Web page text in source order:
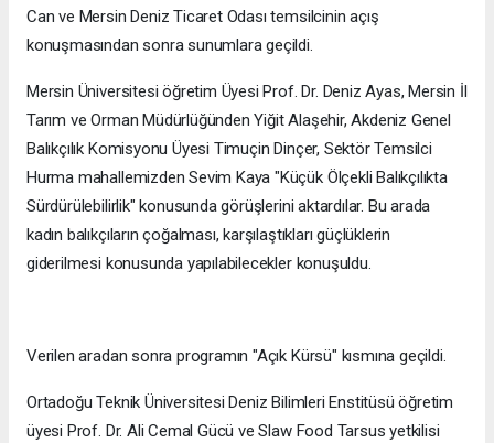
Can ve Mersin Deniz Ticaret Odası temsilcinin açış
konuşmasından sonra sunumlara geçildi.
Mersin Üniversitesi öğretim Üyesi Prof. Dr. Deniz Ayas, Mersin İl
Tarım ve Orman Müdürlüğünden Yiğit Alaşehir, Akdeniz Genel
Balıkçılık Komisyonu Üyesi Timuçin Dinçer, Sektör Temsilci
Hurma mahallemizden Sevim Kaya "Küçük Ölçekli Balıkçılıkta
Sürdürülebilirlik" konusunda görüşlerini aktardılar. Bu arada
kadın balıkçıların çoğalması, karşılaştıkları güçlüklerin
giderilmesi konusunda yapılabilecekler konuşuldu.
Verilen aradan sonra programın "Açık Kürsü" kısmına geçildi.
Ortadoğu Teknik Üniversitesi Deniz Bilimleri Enstitüsü öğretim
üyesi Prof. Dr. Ali Cemal Gücü ve Slaw Food Tarsus yetkilisi